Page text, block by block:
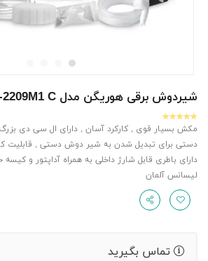
شیردوش برقی هوریگن مدل XN-2209M1 C
مکش بسیار قوی , کارکرد آسان , دارای ال سی دی بزرگ
دستی برای تبدیل شدن به شیر دوش دستی , قابلیت
دارای باطری قابل شارژ داخلی به همراه آداپتور و
لیسانس آلمان
تماس بگیرید